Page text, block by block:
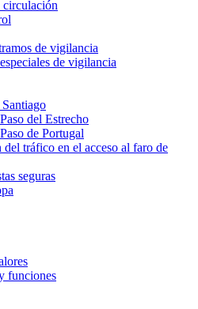
circulación
de vigilancia
de vigilancia
del Estrecho
de Portugal
del tráfico en el acceso al faro de
seguras
funciones